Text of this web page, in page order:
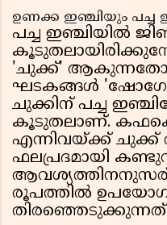
ഉണക്ക ഇഞ്ചിയും പച്ച
പച്ച ഇഞ്ചിയിൽ
'ചുക്ക്'
ഘടകങ്ങൾ
ചുക്കിന് പച്ച
കൂടുതലാണ്.
എന്നിവയ്ക്ക്
ഫലപ്രദമായി
രൂപത്തിൽ